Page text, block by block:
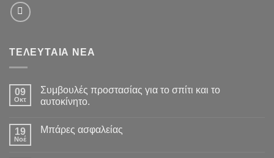
ΤΕΛΕΥΤΑΙΑ ΝΕΑ
09
Οκτ
Συμβουλές προστασίας για το σπίτι και το
αυτοκίνητο.
19
Νοέ
Μπάρες ασφαλείας